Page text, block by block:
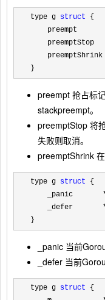
type g struct {
    preempt
    preemptStop
    preemptShrink
}
preempt 抢占标
stackpreempt。
preemptStop 将
失败则取消。
preemptShrink
type g struct {
    _panic
_defer
}
_panic 当前
_defer 当前
type g struct {